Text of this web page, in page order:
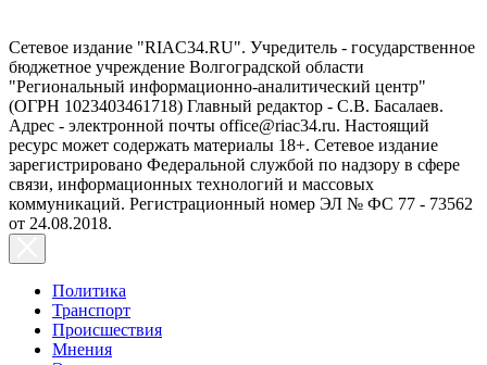
Сетевое издание "RIAC34.RU". Учредитель - государственное
бюджетное учреждение Волгоградской области
"Региональный информационно-аналитический центр"
(ОГРН 1023403461718) Главный редактор - С.В. Басалаев.
Адрес - электронной почты office@riac34.ru. Настоящий
ресурс может содержать материалы 18+. Сетевое издание
зарегистрировано Федеральной службой по надзору в сфере
связи, информационных технологий и массовых
коммуникаций. Регистрационный номер ЭЛ № ФС 77 - 73562
от 24.08.2018.
Политика
Транспорт
Происшествия
Мнения